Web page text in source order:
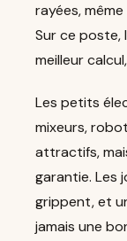
rayées,
Sur ce poste,
meilleur
Les petits
mixeurs,
attractifs,
garantie. Les
grippent, et
jamais une